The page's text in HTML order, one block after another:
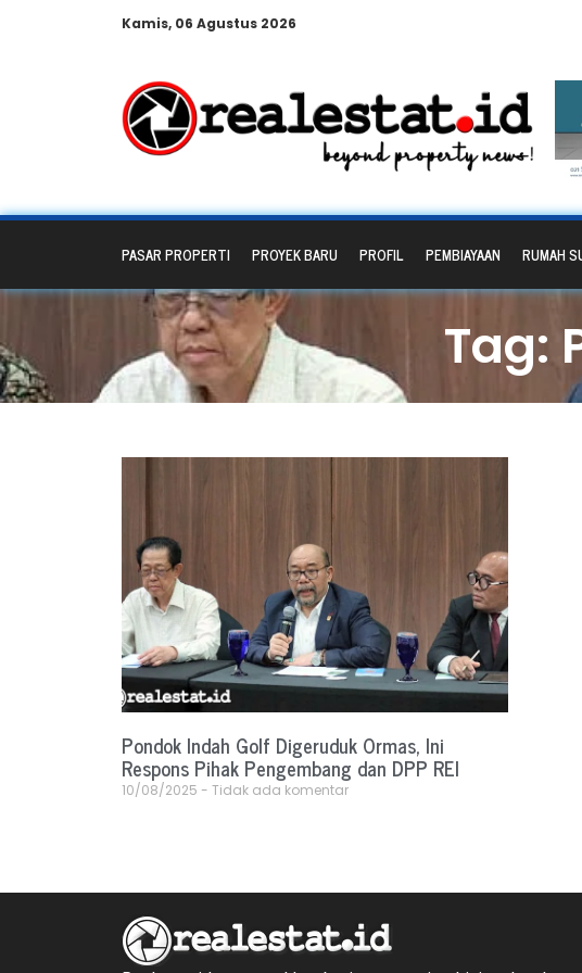
Kamis, 06 Agustus 2026
PASAR PROPERTI PROYEK BARU PROFIL PEMBIAYAAN RUMAH
Tag:
Pondok Indah Golf Digeruduk Ormas, Ini
Respons Pihak Pengembang dan DPP REI
10/08/2025 Tidak ada komentar